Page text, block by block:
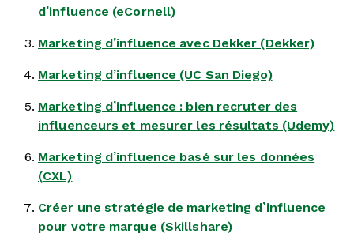
d’influence (eCornell)
Marketing d’influence avec Dekker (Dekker)
Marketing d’influence (UC San Diego)
Marketing d’influence : bien recruter des
influenceurs et mesurer les résultats (Udemy)
Marketing d’influence basé sur les données
(CXL)
Créer une stratégie de marketing d’influence
pour votre marque (Skillshare)